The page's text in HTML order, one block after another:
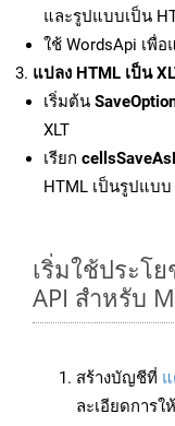
และรูปแบบเป็น
ใช้ WordsApi เพื่อ
แปลง HTML เป็น
เริ่มต้น
XLT
เรียก
HTML เป็นรูปแบบ
เริ่มใช้ประโ
API สำหรับ
สร้างบัญชีที่
ละเอียดการใ